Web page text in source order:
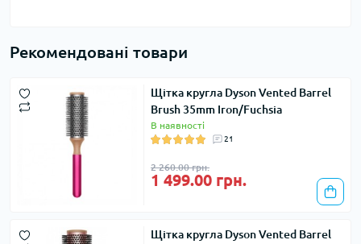
Рекомендовані товари
Щітка кругла Dyson Vented Barrel
Brush 35mm Iron/Fuchsia
В наявності
21
2 260.00 грн.
1 499.00 грн.
Щітка кругла Dyson Vented Barrel